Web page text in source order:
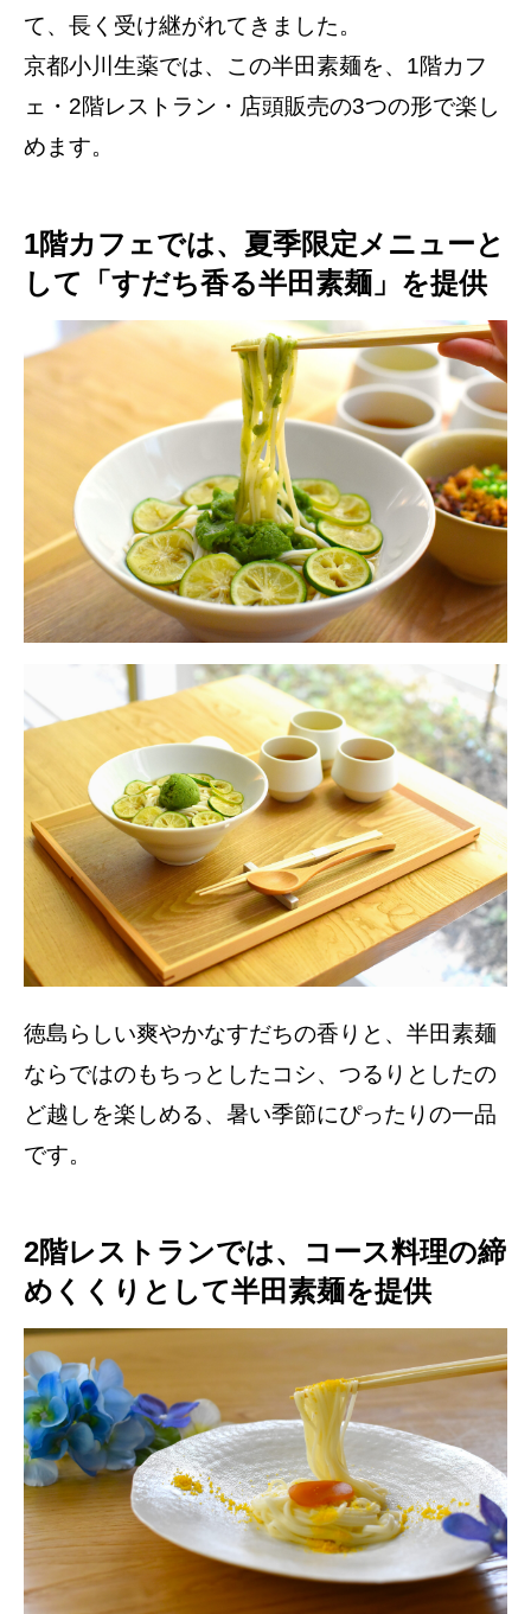
て、長く受け継がれてきました。
京都小川生薬では、この半田素麺を、1階カフ
ェ・2階レストラン・店頭販売の3つの形で楽し
めます。
1階カフェでは、夏季限定メニューと
して「すだち香る半田素麺」を提供
徳島らしい爽やかなすだちの香りと、半田素麺
ならではのもちっとしたコシ、つるりとしたの
ど越しを楽しめる、暑い季節にぴったりの一品
です。
2階レストランでは、コース料理の締
めくくりとして半田素麺を提供